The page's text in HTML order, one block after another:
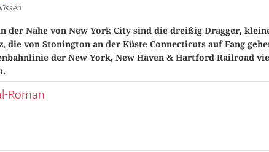
der Nähe von New York City sind die dreißig Dragger,
die von Stonington an der Küste Connecticuts auf Fang
der New York, New Haven & Hartford Railroad
Roman